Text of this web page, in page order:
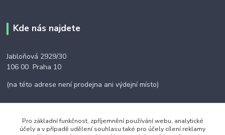
Kde nás najdete
Jabloňová 2929/30
106 00 Praha 10
(na této adrese není prodejna ani výdejní místo)
Pro základní funkčnost, zpříjemnění používání webu, analytické
účely a v případě udělení souhlasu také pro účely cílení reklamy